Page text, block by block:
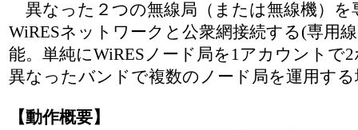
異なった２つの無線局（または無線機）を
WiRESネットワークと公衆網接続する(専用
能。単純にWiRESノード局を1アカウントで
異なったバンドで複数のノード局を運用す
【動作概要】